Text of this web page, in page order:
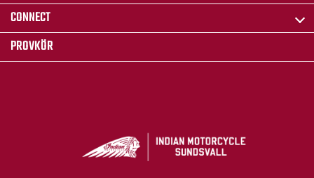
CONNECT
PROVKÖR